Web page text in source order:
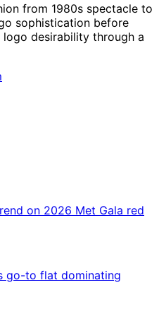
from 1980s spectacle to
sophistication before
desirability through a
on 2026 Met Gala red
go-to flat dominating